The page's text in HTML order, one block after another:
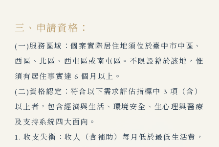
三、申請資格：
(一)服務區域：個案實際居住地須位於臺中市中區、
西區、北區、西屯區或南屯區。不限設籍於該地，惟
須有居住事實達 6 個月以上。
(二)資格認定：符合以下需求評估指標中 3 項（含）
以上者，包含經濟與生活、環境安全、生心理與醫療
及支持系統四大面向。
1. 收支失衡：收入（含補助）每月低於最低生活費，